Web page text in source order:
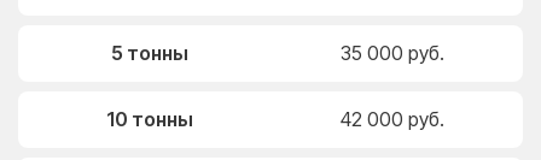
5 тонны 35 000 руб.
10 тонны 42 000 руб.